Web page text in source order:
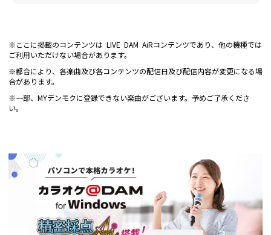
※ここに掲載のコンテンツは LIVE DAM AiRコンテンツであり、他の機種では
ご利用いただけない場合があります。
※都合により、各楽曲及び各コンテンツの配信日及び配信内容が変更になる場
合があります。
※一部、MYデンモクに登録できない楽曲がございます。予めご了承くださ
い。